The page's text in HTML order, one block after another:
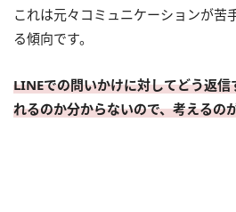
これは元々コミュニケーションが苦
る傾向です。
LINEでの問いかけに対してどう返
れるのか分からないので、考えるの